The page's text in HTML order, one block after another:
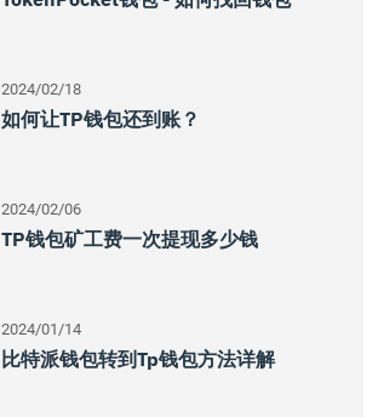
2024/02/18
如何让TP钱包还到账？
2024/02/06
TP钱包矿工费一次提现多少钱
2024/01/14
比特派钱包转到Tp钱包方法详解